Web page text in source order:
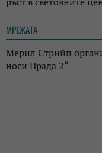
МРЕЖАТА
Мерил Стрийп
носи Прада 2“